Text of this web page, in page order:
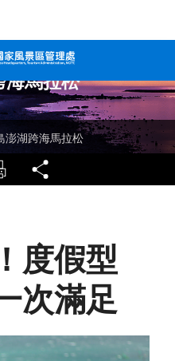
兒童版
馬拉松
澎湖跨海馬拉松
列印
度假型
次滿足